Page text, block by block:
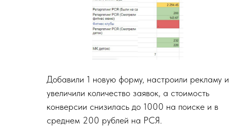
Написать нам
Сварочные газы и смеси
Сайт: promsoyuzllc.ru
Nomorrow
Добавили 1 новую форму, настроили рекламу и
увеличили количество заявок, а стоимость
конверсии снизилась до 1000 на поиске и в
среднем 200 рублей на РСЯ.